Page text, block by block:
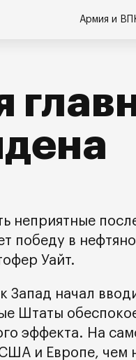
Армия и
неприятные
победу в
Уайт.
Запад начал
Штаты
эффекта. На
и Европе, чем